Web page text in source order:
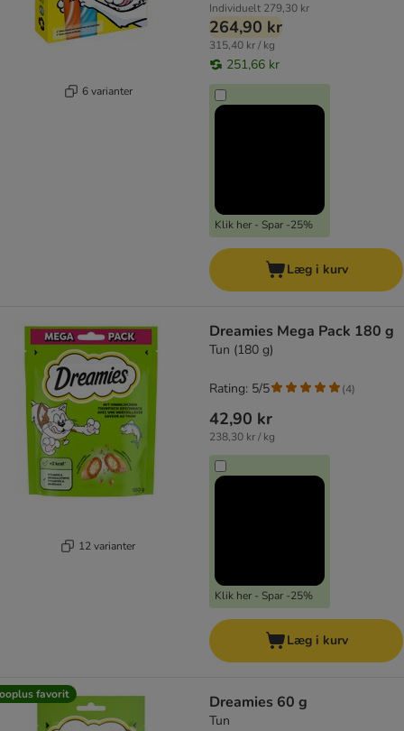
6 varianter
Individuelt 279,30 kr
264,90 kr
315,40 kr / kg
251,66 kr
Klik her - Spar -25%
Læg i kurv
12 varianter
Dreamies Mega Pack 180 g
Tun (180 g)
42,90 kr
238,30 kr / kg
Klik her - Spar -25%
Rating: 5/5 (4)
Læg i kurv
favorit Dreamies 60 g
Tun